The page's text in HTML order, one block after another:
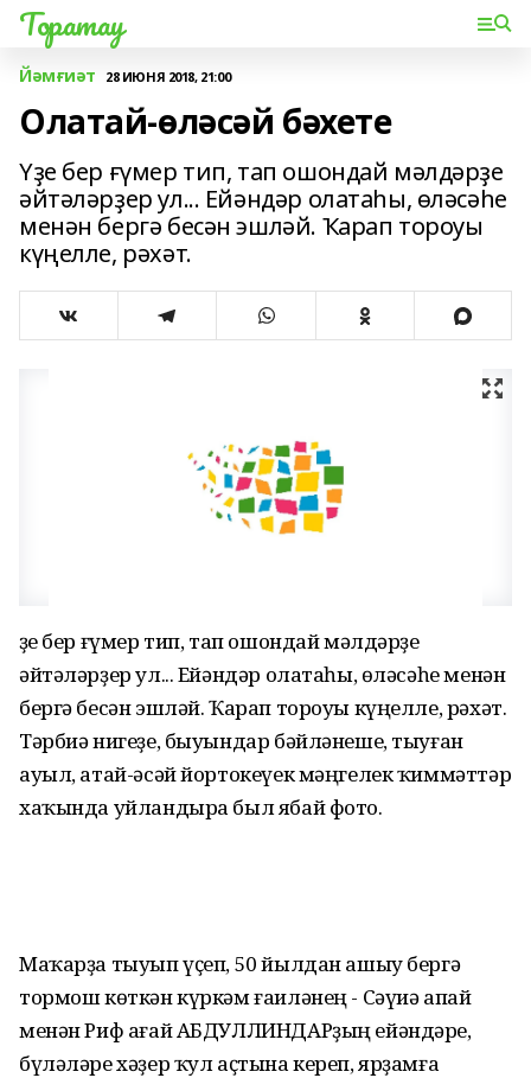
Торатау
Йәмғиәт 28 ИЮНЯ 2018, 21:00
Олатай-өләсәй бәхете
Үҙе бер ғүмер тип, тап ошондай мәлдәрҙе
әйтәләрҙер ул... Ейәндәр олатаһы, өләсәһе
менән бергә бесән эшләй. Ҡарап тороуы
күңелле, рәхәт.
Үҙе бер ғүмер тип, тап ошондай мәлдәрҙе
әйтәләрҙер ул... Ейәндәр олатаһы, өләсәһе менән
бергә бесән эшләй. Ҡарап тороуы күңелле, рәхәт.
Тәрбиә нигеҙе, быуындар бәйләнеше, тыуған
ауыл, атай-әсәй йортокеүек мәңгелек ҡиммәттәр
хаҡында уйландыра был ябай фото.
Маҡарҙа тыуып үҫеп, 50 йылдан ашыу бергә
тормош көткән күркәм ғаиләнең - Сәүиә апай
менән Риф ағай АБДУЛЛИНДАРҙың ейәндәре,
бүләләре хәҙер ҡул аҫтына кереп, ярҙамға